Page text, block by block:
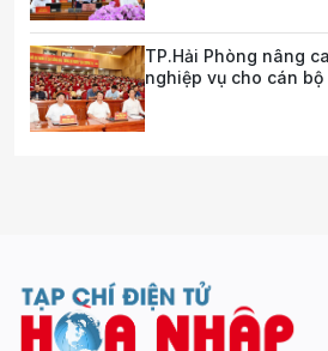
TP.Hải Phòng nâng
nghiệp vụ cho cán bộ